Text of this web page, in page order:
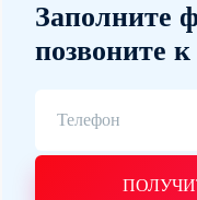
Заполните
позвоните